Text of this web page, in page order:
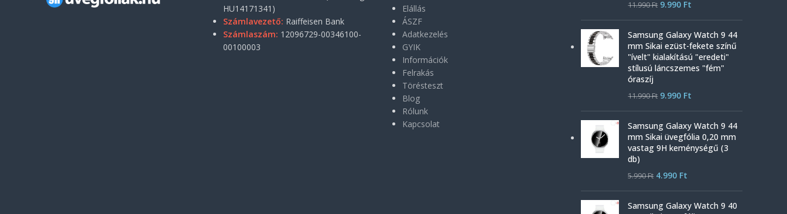
HU14171341)
Számlavezető: Raiffeisen Bank
Számlaszám: 12096729-00346100-
00100003
Elállás
ÁSZF
Adatkezelés
GYIK
Információk
Felrakás
Törésteszt
Blog
Rólunk
Kapcsolat
11.990Ft 9.990 Ft
Samsung Galaxy Watch 9 44
mm Sikai ezüst-fekete színű
"ívelt" kialakítású "eredeti"
stílusú láncszemes "fém"
óraszíj
11.990Ft 9.990 Ft
Samsung Galaxy Watch 9 44
mm Sikai üvegfólia 0,20 mm
vastag 9H keménységű (3
db)
5.990Ft 4.990 Ft
Samsung Galaxy Watch 9 40